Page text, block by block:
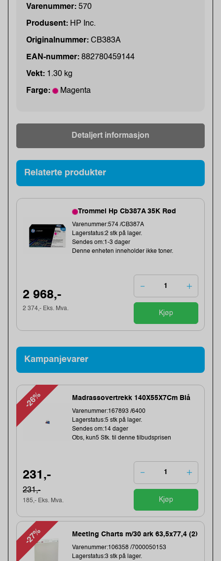
Varenummer: 570
Produsent: HP Inc.
Originalnummer: CB383A
EAN-nummer: 882780459144
Vekt: 1.30 kg
Farge: Magenta
Detaljert informasjon
Relaterte produkter
Trommel Hp Cb387A 35K Rød
Varenummer:574 /CB387A
Lagerstatus:2 stk på lager.
Sendes om:1-3 dager
Denne enheten inneholder ikke toner.
2 968,-
2 374,- Eks. Mva.
Kjøp
Kampanjevarer
-26% Madrassovertrekk 140X55X7Cm Blå
Varenummer:167893 /6400
Lagerstatus:5 stk på lager.
Sendes om:14 dager
Obs, kun5 Stk. til denne tilbudsprisen
231,-
231,-
185,- Eks. Mva. Kjøp
-27% Meeting Charts m/30 ark 63,5x77,4 (2)
Varenummer:106358 /7000050153
Lagerstatus:3 stk på lager.